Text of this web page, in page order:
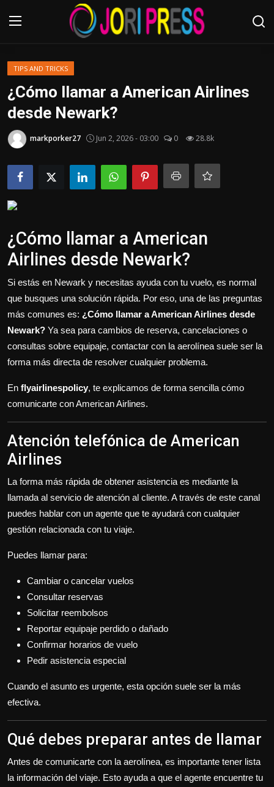
Login
Home
Advertisement
Trending News
Bussiness
Politics
Sport
Health
TIPS AND TRICKS
¿Cómo llamar a American Airlines
desde Newark?
markporker27 Jun 2, 2026 - 03:00 0 28.8k
¿Cómo llamar a American
Airlines desde Newark?
Si estás en Newark y necesitas ayuda con tu vuelo, es normal
que busques una solución rápida. Por eso, una de las preguntas
más comunes es: ¿Cómo llamar a American Airlines desde
Newark? Ya sea para cambios de reserva, cancelaciones o
consultas sobre equipaje, contactar con la aerolínea suele ser la
forma más directa de resolver cualquier problema.
En flyairlinespolicy, te explicamos de forma sencilla cómo
comunicarte conAmerican Airlines.
Atención telefónica de American
Airlines
La forma más rápida de obtener asistencia es mediante la
llamada al servicio de atención al cliente. A través de este canal
puedes hablar con un agente que te ayudará con cualquier
gestión relacionada con tu viaje.
Puedes llamar para:
Cambiar o cancelar vuelos
Consultar reservas
Solicitar reembolsos
Reportar equipaje perdido o dañado
Confirmar horarios de vuelo
Pedir asistencia especial
Cuando el asunto es urgente, esta opción suele ser la más
efectiva.
Qué debes preparar antes de llamar
Antes de comunicarte con la aerolínea, es importante tener lista
la información del viaje. Esto ayuda a que el agente encuentre tu